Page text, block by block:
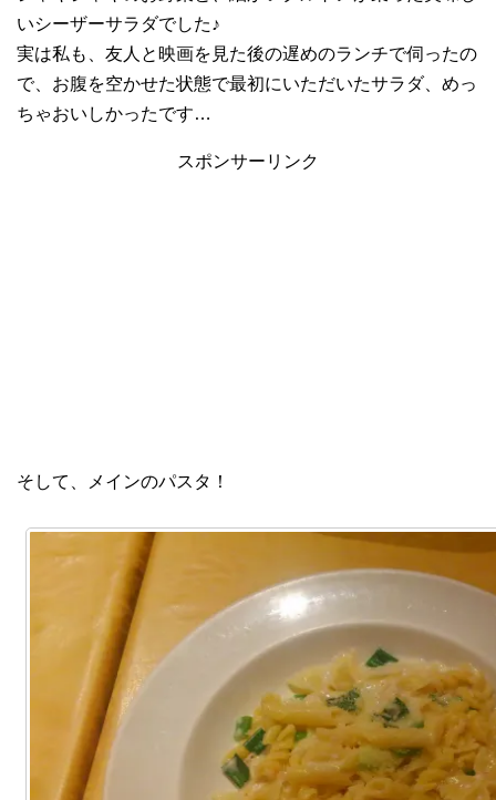
いシーザーサラダでした♪
実は私も、友人と映画を見た後の遅めのランチで伺ったの
で、お腹を空かせた状態で最初にいただいたサラダ、めっ
ちゃおいしかったです…
スポンサーリンク
そして、メインのパスタ！